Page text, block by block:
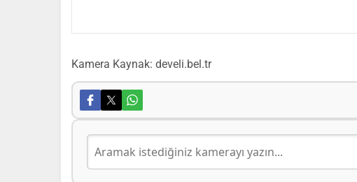
Kamera Kaynak: develi.bel.tr